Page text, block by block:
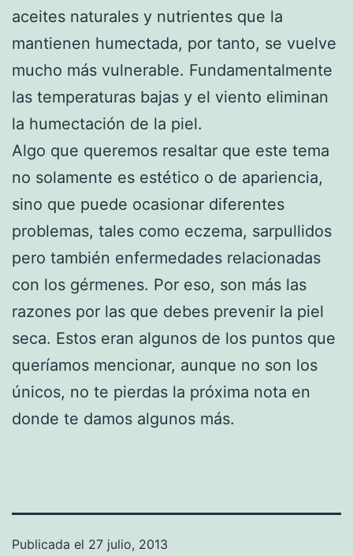
aceites naturales y nutrientes que la
mantienen humectada, por tanto, se vuelve
mucho más vulnerable. Fundamentalmente
las temperaturas bajas y el viento eliminan
la humectación de la piel.
Algo que queremos resaltar que este tema
no solamente es estético o de apariencia,
sino que puede ocasionar diferentes
problemas, tales como eczema, sarpullidos
pero también enfermedades relacionadas
con los gérmenes. Por eso, son más las
razones por las que debes prevenir la piel
seca. Estos eran algunos de los puntos que
queríamos mencionar, aunque no son los
únicos, no te pierdas la próxima nota en
donde te damos algunos más.
Publicada el 27 julio, 2013